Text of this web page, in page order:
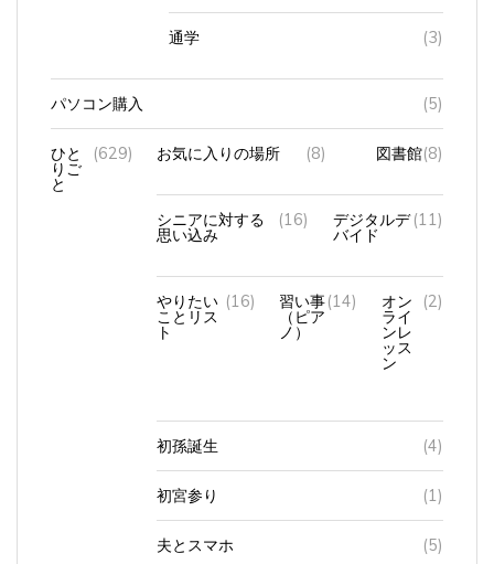
通学 (3)
パソコン購入 (5)
ひと
りご
と
(629) お気に入りの場所 (8) 図書館(8)
シニアに対する
思い込み
(16) デジタルデ
バイド
(11)
やりたい
ことリス
ト
(16) 習い事
（ピア
ノ）
(14) オン
ライ
ンレ
ッス
ン
(2)
初孫誕生 (4)
初宮参り (1)
夫とスマホ (5)